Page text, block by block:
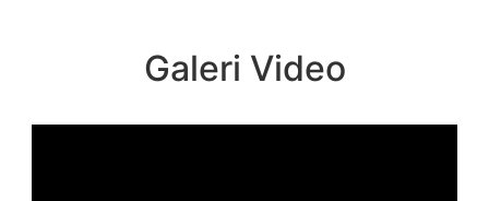
Galeri Video